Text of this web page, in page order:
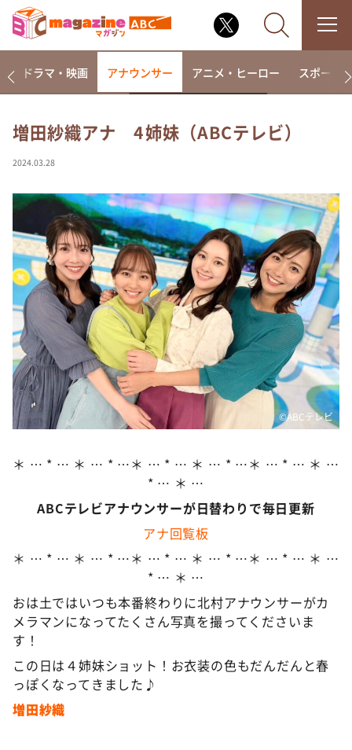
これ余談なんですけど・・・
～人生密着トークバラエティ！～ やすとものいたっ
て真剣です
探偵！ナイトスクープ
news おかえり
河合＆A.B.C-Z塚田×福井アナ「なんでやねん！？」
（news おかえり）
DAIGOも台所 ～きょうの献立 何にする？～
本日はダイアンなり！シーズン２
朝だ！生です旅サラダ
ＬＩＦＥ～夢のカタチ～
アナ回覧板
ドラマ・映画 アナウンサー アニメ・ヒーロー スポーツ
増田紗織アナ 4姉妹（ABCテレビ）
2024.03.28
©️ABCテレビ
＊ … * … ＊ … * …＊ … * … ＊ … * …＊ … * … ＊ …
* … ＊ …
ABCテレビアナウンサーが日替わりで毎日更新
アナ回覧板
＊ … * … ＊ … * …＊ … * … ＊ … * …＊ … * … ＊ …
* … ＊ …
おは土ではいつも本番終わりに北村アナウンサーがカ
メラマンになってたくさん写真を撮ってくださいま
す！
この日は４姉妹ショット！お衣装の色もだんだんと春
っぽくなってきました♪
増田紗織